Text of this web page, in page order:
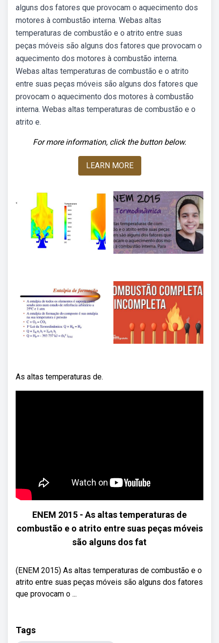
alguns dos fatores que provocam o aquecimento dos
motores à combustão interna. Webas altas
temperaturas de combustão e o atrito entre suas
peças móveis são alguns dos fatores que provocam o
aquecimento dos motores à combustão interna.
Webas altas temperaturas de combustão e o atrito
entre suas peças móveis são alguns dos fatores que
provocam o aquecimento dos motores à combustão
interna. Webas altas temperaturas de combustão e o
atrito e.
For more information, click the button below.
LEARN MORE
As altas temperaturas de.
ENEM 2015 - As altas temperaturas de
combustão e o atrito entre suas peças móveis
são alguns dos fat
(ENEM 2015) As altas temperaturas de combustão e o
atrito entre suas peças móveis são alguns dos fatores
que provocam o ...
Tags